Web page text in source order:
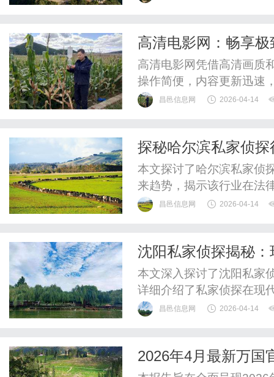
高清电影网：畅享
高清电影网凭借高清画质
操作简便，内容更新迅速
昌邑信息网 2026-04-14
探秘哈尔滨私家侦
本文探讨了哈尔滨私家侦
来趋势，揭示该行业在法
昌邑信息网 2026-04-14
沈阳私家侦探揭秘
本文深入探讨了沈阳私家
详细介绍了私家侦探在现
昌邑信息网 2026-04-14
2026年4月最新万国